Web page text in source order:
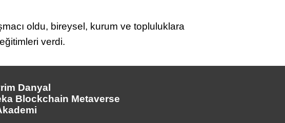
oldu, bireysel, kurum ve topluluklara
verdi.
Danyal
Blockchain Metaverse